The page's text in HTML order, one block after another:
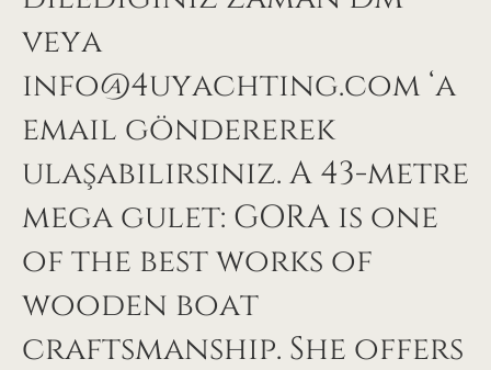
veya
info@4uyachting.com ‘a
email göndererek
ulaşabilirsiniz. A 43-metre
mega gulet: GORA is one
of the best works of
wooden boat
craftsmanship. She offers